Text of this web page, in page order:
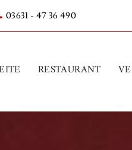
03631 - 47 36 490
RESTAURANT